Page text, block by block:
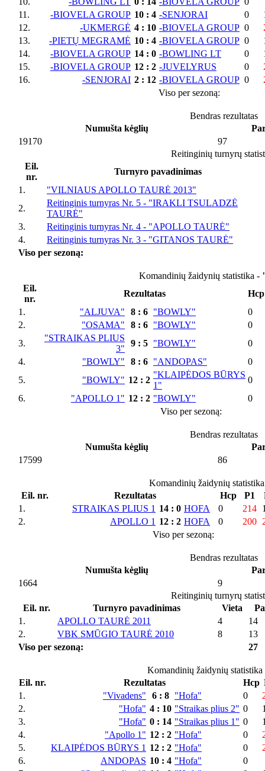
11.
-BIOVELA GROUP 10 : 4 -SENJORAI 0
12.
-UKMERGĖ 4 : 10 -BIOVELA GROUP 0
13.
-PIETŲ MEGRAMĖ 10 : 4 -BIOVELA GROUP 0
14.
-BIOVELA GROUP 14 : 0 -BOWLING LT 0
15.
-BIOVELA GROUP 12 : 2 -JUVELYRUS 0
16.
-SENJORAI 2 : 12 -BIOVELA GROUP 0
Viso per sezoną:
Bendras rezultatas
Numušta kėglių
19170
97
Reitinginių turnyrų
Eil.
nr.
Turnyro pavadinimas
1.
"VILNIAUS APOLLO TAURĖ 2013"
2.
Reitinginis turnyras Nr. 5 - "IRAKLI TSULADZĖ
TAURĖ"
3.
Reitinginis turnyras Nr. 4 - "APOLLO TAURĖ"
4.
Reitinginis turnyras Nr. 3 - "GITANOS TAURĖ"
Viso per sezoną:
Komandinių žaidynių statistika -
Eil.
nr.
Rezultatas
Hcp
1.
"ALJUVA" 8 : 6 "BOWLY"
0
2.
"OSAMA" 8 : 6 "BOWLY"
0
3.
"STRAIKAS PLIUS
3"
9 : 5 "BOWLY"
0
4.
"BOWLY" 8 : 6 "ANDOPAS"
0
5.
"BOWLY" 12 : 2
"KLAIPĖDOS BŪRYS
1"
0
6.
"APOLLO 1" 12 : 2 "BOWLY"
0
Viso per sezoną:
Bendras rezultatas
Numušta kėglių
17599
86
Komandinių žaidynių
Eil. nr.
Rezultatas Hcp P1
1.
STRAIKAS PLIUS 1 14 : 0 HOFA 0 214
2.
APOLLO 1 12 : 2 HOFA 0 200
Viso per sezoną:
Bendras rezultatas
Numušta kėglių
1664
9
Reitinginių turnyrų
Eil. nr.
Turnyro pavadinimas Vieta
1.
APOLLO TAURĖ 2011 4
14
2.
VBK SMŪGIO TAURĖ 2010 8
13
Viso per sezoną:
27
Komandinių žaidynių
Eil. nr.
Rezultatas Hcp
1.
"Vivadens" 6 : 8 "Hofa" 0
2.
"Hofa" 4 : 10 "Straikas plius 2" 0
3.
"Hofa" 0 : 14 "Straikas plius 1" 0
4.
"Apollo 1" 12 : 2 "Hofa" 0
5.
KLAIPĖDOS BŪRYS 1 12 : 2 "Hofa" 0
6.
ANDOPAS 10 : 4 "Hofa"
0